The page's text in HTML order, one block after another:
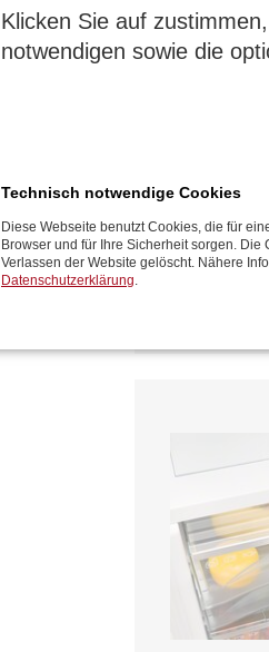
Klicken Sie auf
notwendigen sowie die
Technisch notwendige Cookies
Diese Webseite benutzt Cookies, die für
Browser und für Ihre Sicherheit sorgen. Die
Verlassen der Website gelöscht. Nähere
Datenschutzerklärung.